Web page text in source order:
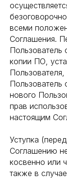
всеми
Соглашения.
Пользователь
копии ПО,
Пользователь
нового
прав
настоящим
Уступка
Соглашению
косвенно или
также в